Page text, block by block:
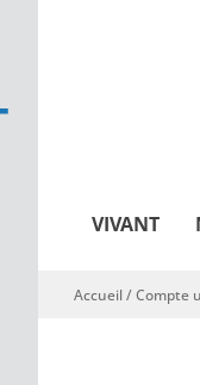
VIVANT
Vous êtes ici
Accueil/Compte